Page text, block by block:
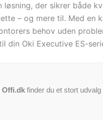
der sikrer både
– og mere til. Med en
behov uden
Oki Executive ES-
Offi.dk finder du et stort